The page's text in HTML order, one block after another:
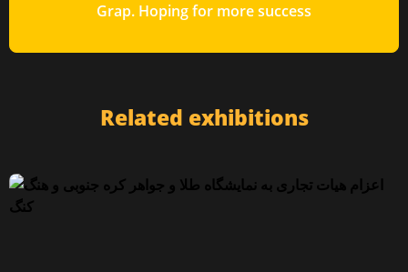
Grap. Hoping for more success
Related exhibitions